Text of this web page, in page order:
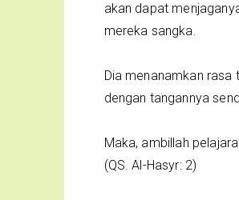
akan dapat
mereka sangka.
Dia menanamkan
dengan tangannya
Maka, ambillah
(QS. Al-Hasyr: 2)